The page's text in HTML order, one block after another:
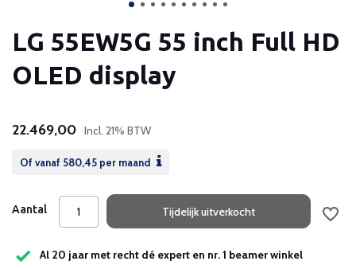
LG 55EW5G 55 inch Full HD
OLED display
22.469,00 Incl. 21% BTW
Of vanaf 580,45 per maand
Aantal Tijdelijk uitverkocht
Al 20 jaar met recht dé expert en nr. 1 beamer winkel